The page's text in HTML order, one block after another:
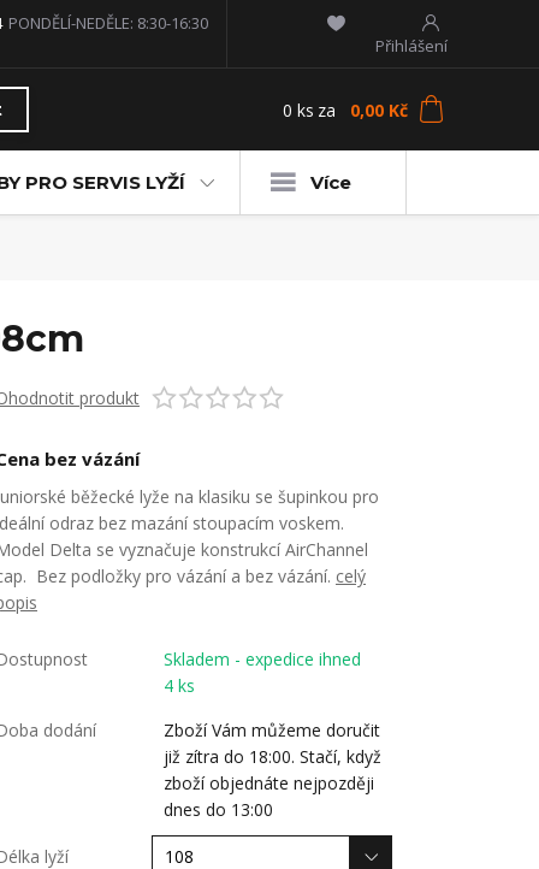
Přihlášení
PONDĚLÍ-NEDĚLE: 8:30-16:30
0 ks za 0,00 Kč
PRO SERVIS LYŽÍ Více
produkt
bez vázání
běžecké lyže na klasiku se šupinkou pro
odraz bez mazání stoupacím voskem.
Delta se vyznačuje konstrukcí AirChannel
Bez podložky pro vázání a bez vázání. celý
Skladem - expedice ihned
4 ks
dodání
Zboží Vám můžeme doručit
již zítra do 18:00. Stačí, když
zboží objednáte nejpozději
dnes do 13:00
lyží